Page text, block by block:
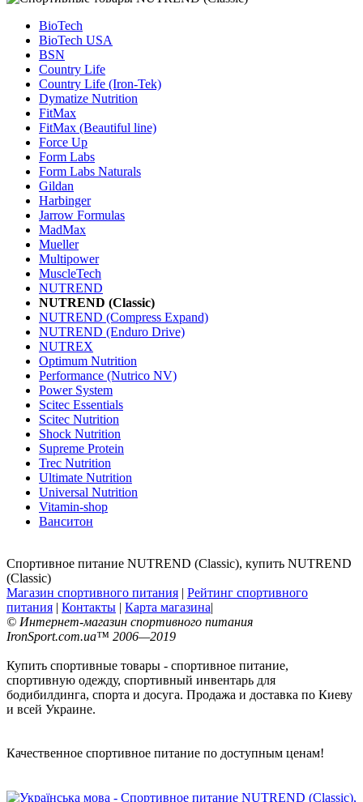
BioTech
BioTech USA
BSN
Country Life
Country Life (Iron-Tek)
Dymatize Nutrition
FitMax
FitMax (Beautiful line)
Force Up
Form Labs
Form Labs Naturals
Gildan
Harbinger
Jarrow Formulas
MadMax
Mueller
Multipower
MuscleTech
NUTREND
NUTREND (Classic)
NUTREND (Compress Expand)
NUTREND (Enduro Drive)
NUTREX
Optimum Nutrition
Performance (Nutrico NV)
Power System
Scitec Essentials
Scitec Nutrition
Shock Nutrition
Supreme Protein
Trec Nutrition
Ultimate Nutrition
Universal Nutrition
Vitamin-shop
Ванситон
Спортивное питание NUTREND (Classic), купить NUTREND
(Classic)
Магазин спортивного питания | Рейтинг спортивного
питания | Контакты | Карта магазина|
© Интернет-магазин спортивного питания
IronSport.com.ua™ 2006—2019
Купить спортивные товары - спортивное питание,
спортивную одежду, спортивный инвентарь для
бодибилдинга, спорта и досуга. Продажа и доставка по Киеву
и всей Украине.
Качественное спортивное питание по доступным ценам!